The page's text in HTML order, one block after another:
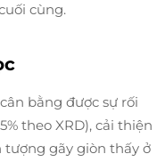
cùng.
bằng được sự rối
theo XRD), cải thiện
gãy giòn thấy ở